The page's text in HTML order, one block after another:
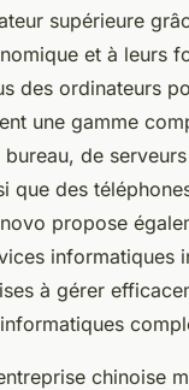
supérieure
et à leurs
des ordinateurs
une gamme
de
que des
propose
informatiques
à gérer
chinoise